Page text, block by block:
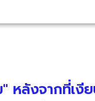
หลังจากที่เงี